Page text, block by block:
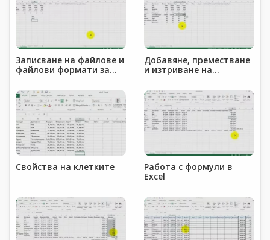
Записване на файлове и
файлови формати за
Добавяне, преместване
и изтриване на
Свойства на клетките
Работа с формули в
Excel